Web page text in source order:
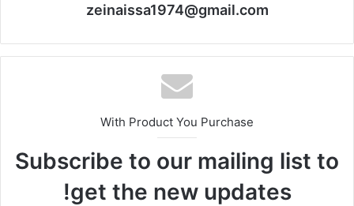
zeinaissa1974@gmail.com
With Product You Purchase
Subscribe to our mailing list to
get the new updates!